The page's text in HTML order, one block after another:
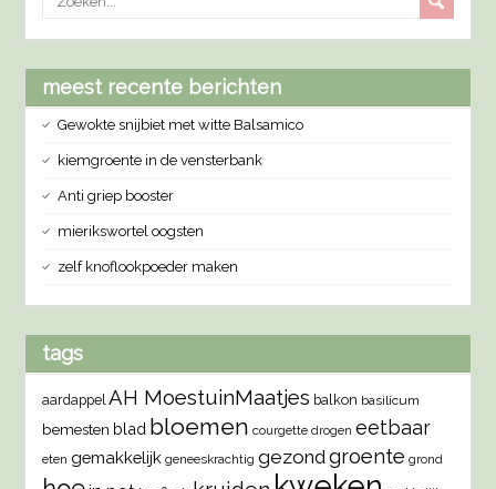
meest recente berichten
Gewokte snijbiet met witte Balsamico
kiemgroente in de vensterbank
Anti griep booster
mierikswortel oogsten
zelf knoflookpoeder maken
tags
aardappel AH MoestuinMaatjes balkon basilicum
bemesten blad bloemen courgette drogen eetbaar
eten gemakkelijk geneeskrachtig gezondgroente grond